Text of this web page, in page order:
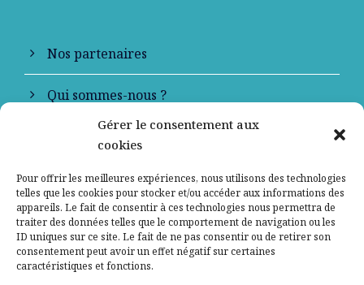
Gérer le consentement aux
cookies
Pour offrir les meilleures expériences, nous utilisons des technologies
telles que les cookies pour stocker et/ou accéder aux informations des
appareils. Le fait de consentir à ces technologies nous permettra de
traiter des données telles que le comportement de navigation ou les
ID uniques sur ce site. Le fait de ne pas consentir ou de retirer son
consentement peut avoir un effet négatif sur certaines
caractéristiques et fonctions.
Nos partenaires
Qui sommes-nous ?
Contactez-nous
Mentions légales
Politique de confidentialité